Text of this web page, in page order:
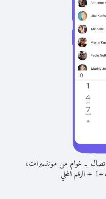
بـ غوام من مونتسيرات،
+
1
+الرقم المحلي